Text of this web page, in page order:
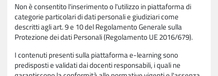
Non è consentito l'inserimento o l'utilizzo in piattaforma di
categorie particolari di dati personali e giudiziari come
descritti agli art. 9 e 10 del Regolamento Generale sulla
Protezione dei dati Personali (Regolamento UE 2016/679).
I contenuti presenti sulla piattaforma e-learning sono
predisposti e validati dai docenti responsabili, i quali ne